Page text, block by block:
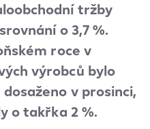
tržby
o 3,7 %.
roce v
výrobců bylo
v prosinci,
o takřka 2 %.